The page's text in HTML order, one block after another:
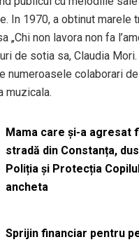
In 1970, a obtinut marele
„Chi non lavora non fa
de sotia sa, Claudia
numeroasele colaborari
muzicala.
Mama care și-a agresat
stradă din Constanța,
Poliția și Protecția
ancheta
Sprijin financiar pentru